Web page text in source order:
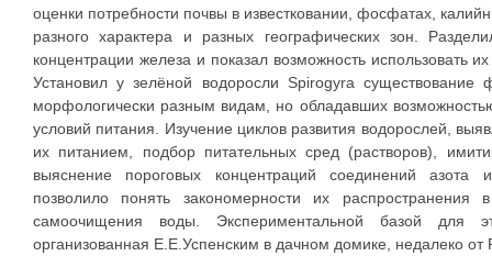
оценки потребности почвы в известковании, фосфатах,
разного характера и разных географических зон.
концентрации железа и показал возможность использовать
Установил у зелёной водоросли Spirogyra существование
морфологически разным видам, но обладавших
условий питания. Изучение циклов развития водорослей,
их питанием, подбор питательных сред (растворов),
выяснение пороговых концентраций соединений
позволило понять закономерности их
самоочищения воды. Экспериментальной базой для
организованная Е.Е.Успенским в дачном домике, недалеко от